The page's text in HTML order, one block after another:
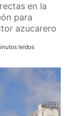
en la
para
azucarero
leídos